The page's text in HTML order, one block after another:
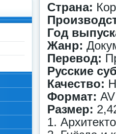
Страна:
Год
Жанр:
Перевод:
Русские
Качество:
Формат:
Размер:
1.